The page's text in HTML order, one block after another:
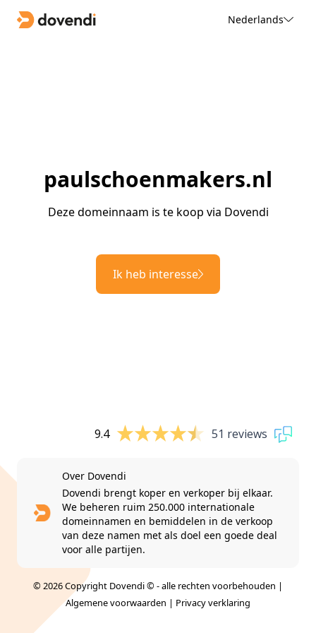
Nederlands
paulschoenmakers.nl
Deze domeinnaam is te koop via Dovendi
Ik heb interesse
9.4 51 reviews
Over Dovendi
Dovendi brengt koper en verkoper bij elkaar.
We beheren ruim 250.000 internationale
domeinnamen en bemiddelen in de verkoop
van deze namen met als doel een goede deal
voor alle partijen.
© 2026 Copyright Dovendi © - alle rechten voorbehouden |
Algemene voorwaarden | Privacy verklaring